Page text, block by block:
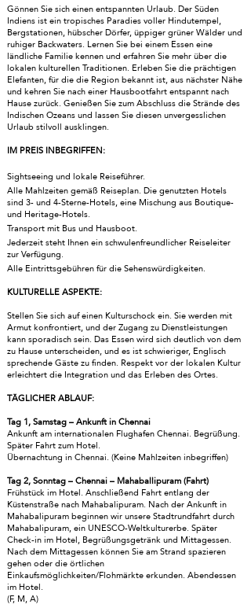
Gönnen Sie sich einen entspannten Urlaub. Der Süden
Indiens ist ein tropisches Paradies voller Hindutempel,
Bergstationen, hübscher Dörfer, üppiger grüner Wälder und
ruhiger Backwaters. Lernen Sie bei einem Essen eine
ländliche Familie kennen und erfahren Sie mehr über die
lokalen kulturellen Traditionen. Erleben Sie die prächtigen
Elefanten, für die die Region bekannt ist, aus nächster Nähe
und kehren Sie nach einer Hausbootfahrt entspannt nach
Hause zurück. Genießen Sie zum Abschluss die Strände des
Indischen Ozeans und lassen Sie diesen unvergesslichen
Urlaub stilvoll ausklingen.
IM PREIS INBEGRIFFEN:
Sightseeing und lokale Reiseführer.
Alle Mahlzeiten gemäß Reiseplan. Die genutzten Hotels
sind 3- und 4-Sterne-Hotels, eine Mischung aus Boutique-
und Heritage-Hotels.
Transport mit Bus und Hausboot.
Jederzeit steht Ihnen ein schwulenfreundlicher Reiseleiter
zur Verfügung.
Alle Eintrittsgebühren für die Sehenswürdigkeiten.
KULTURELLE ASPEKTE:
Stellen Sie sich auf einen Kulturschock ein. Sie werden mit
Armut konfrontiert, und der Zugang zu Dienstleistungen
kann sporadisch sein. Das Essen wird sich deutlich von dem
zu Hause unterscheiden, und es ist schwieriger, Englisch
sprechende Gäste zu finden. Respekt vor der lokalen Kultur
erleichtert die Integration und das Erleben des Ortes.
TÄGLICHER ABLAUF:
Tag 1, Samstag – Ankunft in Chennai
Ankunft am internationalen Flughafen Chennai. Begrüßung.
Später Fahrt zum Hotel.
Übernachtung in Chennai. (Keine Mahlzeiten inbegriffen)
Tag 2, Sonntag – Chennai – Mahaballipuram (Fahrt)
Frühstück im Hotel. Anschließend Fahrt entlang der
Küstenstraße nach Mahabalipuram. Nach der Ankunft in
Mahabalipuram beginnen wir unsere Stadtrundfahrt durch
Mahabalipuram, ein UNESCO-Weltkulturerbe. Später
Check-in im Hotel, Begrüßungsgetränk und Mittagessen.
Nach dem Mittagessen können Sie am Strand spazieren
gehen oder die örtlichen
Einkaufsmöglichkeiten/Flohmärkte erkunden. Abendessen
im Hotel.
(F, M, A)